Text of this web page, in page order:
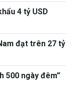
4 tỷ USD
đạt trên 27 tỷ
500 ngày đêm”